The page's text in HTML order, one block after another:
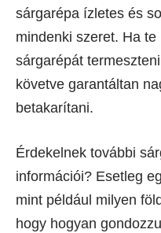
sárgarépa ízletes és
mindenki szeret. Ha
sárgarépát
követve garantáltan
betakarítani.
Érdekelnek további
információi? Esetleg
mint például milyen
hogy hogyan